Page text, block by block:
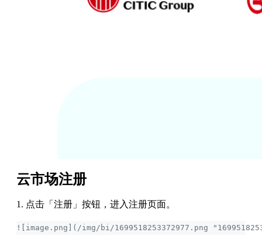
云市场注册
1. 点击「注册」按钮，进入注册页面。
![image.png](/img/bi/1699518253372977.png